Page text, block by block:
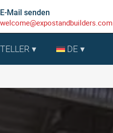
E-Mail senden
welcome@expostandbuilders.com
DE